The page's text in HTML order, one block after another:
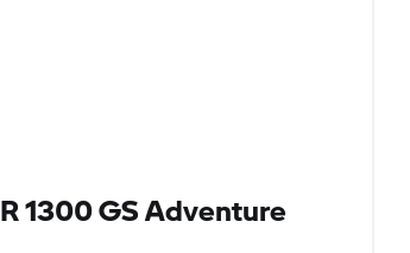
R 1300 GSAdventure